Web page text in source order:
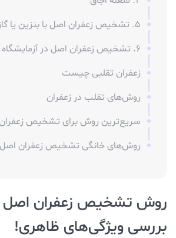
5. تشخیص زعفران اصل با بنزین یا گازوئیل!
6. تشخیص زعفران اصل در آزمایشگاه
زعفران تقلبی چیست
روش‌های تقلب در زعفران
سریع‌ترین روش برای تشخیص زعفران
روش‌های خانگی تشخیص زعفران اصل
روش تشخیص زعفران اصل
بررسی ویژگی‌های ظاهری!